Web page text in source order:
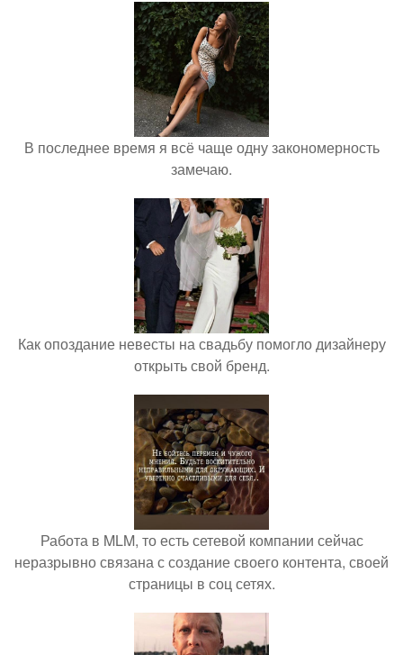
В последнее время я всё чаще одну закономерность
замечаю.
Как опоздание невесты на свадьбу помогло дизайнеру
открыть свой бренд.
Работа в MLM, то есть сетевой компании сейчас
неразрывно связана с создание своего контента, своей
страницы в соц сетях.